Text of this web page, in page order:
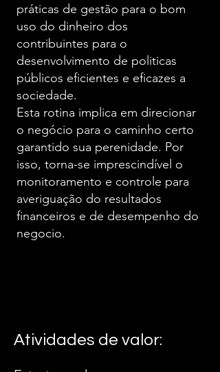
práticas de gestão para o bom
uso do dinheiro dos
contribuintes para o
desenvolvimento de politicas
públicos eficientes e eficazes a
sociedade.
Esta rotina implica em direcionar
o negócio para o caminho certo
garantido sua perenidade. Por
isso, torna-se imprescindível o
monitoramento e controle para
averiguação do resultados
financeiros e de desempenho do
negocio.
Atividades de valor: